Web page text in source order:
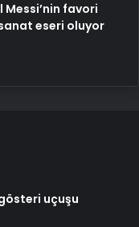
Messi’nin favori
eseri oluyor
uçuşu